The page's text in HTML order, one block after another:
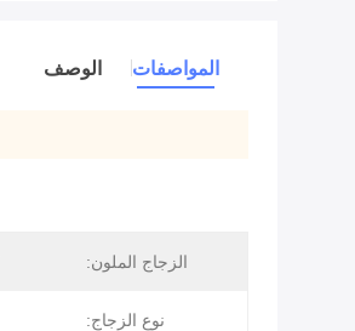
المواصفات الوصف
الزجاج الملون:
نوع الزجاج: